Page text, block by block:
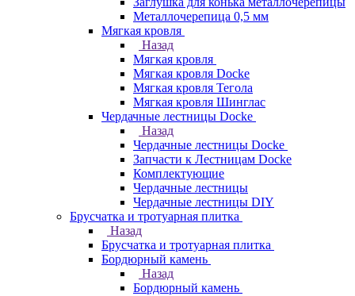
Металлочерепица 0,5 мм
Мягкая кровля
Назад
Мягкая кровля
Мягкая кровля Docke
Мягкая кровля Тегола
Мягкая кровля Шинглас
Чердачные лестницы Docke
Назад
Чердачные лестницы Docke
Запчасти к Лестницам Docke
Комплектующие
Чердачные лестницы
Чердачные лестницы DIY
Брусчатка и тротуарная плитка
Назад
Брусчатка и тротуарная плитка
Бордюрный камень
Назад
Бордюрный камень